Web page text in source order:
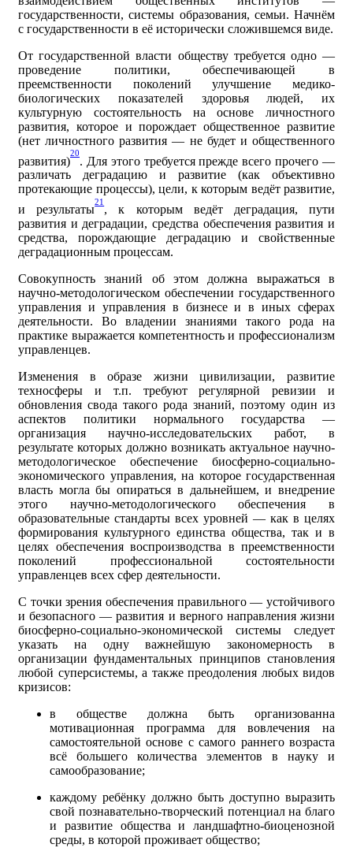
государственности, системы образования, семьи. Начнём
с государственности в её исторически сложившемся виде.
От государственной власти обществу требуется одно —
проведение политики, обеспечивающей в
преемственности поколений улучшение медико-
биологических показателей здоровья людей, их
культурную состоятельность на основе личностного
развития, которое и порождает общественное развитие
(нет личностного развития — не будет и общественного
развития)
20
. Для этого требуется прежде всего прочего —
различать деградацию и развитие (как объективно
протекающие процессы), цели, к которым ведёт развитие,
и результаты
21
, к которым ведёт деградация, пути
развития и деградации, средства обеспечения развития и
средства, порождающие деградацию и свойственные
деградационным процессам.
Совокупность знаний об этом должна выражаться в
научно-методологическом обеспечении государственного
управления и управления в бизнесе и в иных сферах
деятельности. Во владении знаниями такого рода на
практике выражается компетентность и профессионализм
управленцев.
Изменения в образе жизни цивилизации, развитие
техносферы и т.п. требуют регулярной ревизии и
обновления свода такого рода знаний, поэтому один из
аспектов политики нормального государства —
организация научно-исследовательских работ, в
результате которых должно возникать актуальное научно-
методологическое обеспечение биосферно-социально-
экономического управления, на которое государственная
власть могла бы опираться в дальнейшем, и внедрение
этого научно-методологического обеспечения в
образовательные стандарты всех уровней — как в целях
формирования культурного единства общества, так и в
целях обеспечения воспроизводства в преемственности
поколений профессиональной состоятельности
управленцев всех сфер деятельности.
С точки зрения обеспечения правильного — устойчивого
и безопасного — развития и верного направления жизни
биосферно-социально-экономической системы следует
указать на одну важнейшую закономерность в
организации фундаментальных принципов становления
любой суперсистемы, а также преодоления любых видов
кризисов:
в обществе должна быть организованна
мотивационная программа для вовлечения на
самостоятельной основе с самого раннего возраста
всё большего количества элементов в науку и
самообразование;
каждому ребёнку должно быть доступно выразить
свой познавательно-творческий потенциал на благо
и развитие общества и ландшафтно-биоценозной
среды, в которой проживает общество;